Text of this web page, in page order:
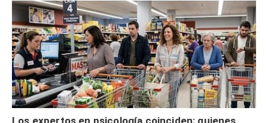
Los expertos en psicología coinciden: quienes